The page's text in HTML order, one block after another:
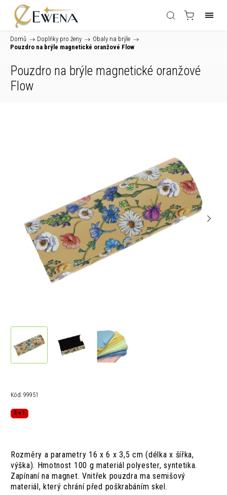
Domů / Doplňky pro ženy / Obaly na brýle /
Pouzdro na brýle magnetické oranžové Flow
Pouzdro na brýle magnetické oranžové
Flow
Kód: 99951
3 + 1
Rozměry a parametry 16 x 6 x 3,5 cm (délka x šířka,
výška). Hmotnost 100 g materiál polyester, syntetika.
Zapínaní na magnet. Vnitřek pouzdra ma semišový
materiál, který chrání před poškrabáním skel.